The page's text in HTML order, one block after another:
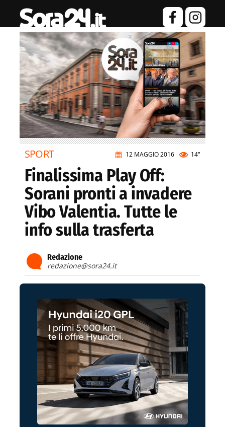
12 MAGGIO 2016 14"
SPORT
Finalissima Play Off:
Sorani pronti a invadere
Vibo Valentia. Tutte le
info sulla trasferta
Redazione
redazione@sora24.it